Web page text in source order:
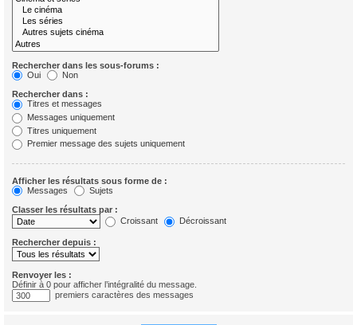
Rechercher dans les sous-forums :
Oui
Non
Rechercher dans :
Titres et messages
Messages uniquement
Titres uniquement
Premier message des sujets uniquement
Afficher les résultats sous forme de :
Messages
Sujets
Classer les résultats par :
Croissant
Décroissant
Rechercher depuis :
Renvoyer les :
Définir à 0 pour afficher l’intégralité du message.
premiers caractères des messages